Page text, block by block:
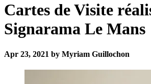
Cartes de Visite
Signarama Le Mans
Apr 23, 2021 by Myriam Guillochon